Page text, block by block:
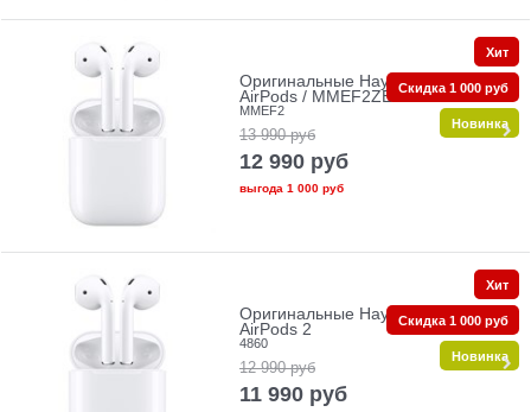
Оригинальные Наушники Apple
AirPods / MMEF2ZE/A
MMEF2
13 990 руб
12 990 руб
выгода 1 000 руб
Хит
Скидка 1 000 руб
Новинка
Оригинальные Наушники Apple
AirPods 2
4860
12 990 руб
11 990 руб
Хит
Скидка 1 000 руб
Новинка